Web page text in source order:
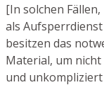
[In solchen
als
besitzen das
Material, um
und